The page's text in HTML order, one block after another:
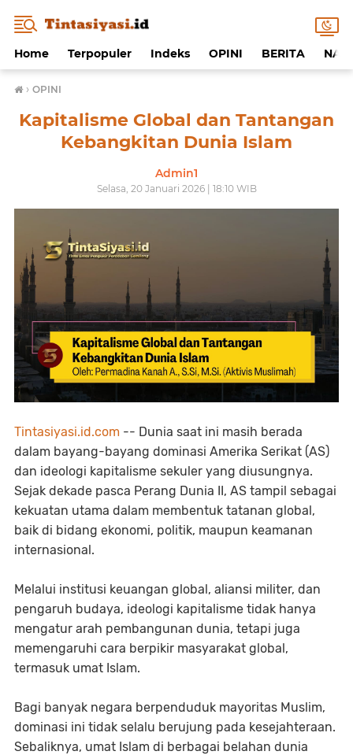
Home Terpopuler Indeks OPINI BERITA
› OPINI
Kapitalisme Global dan Tantangan
Kebangkitan Dunia Islam
Admin1
Selasa, 20 Januari 2026 | 18:10 WIB
Tintasiyasi.id.com -- Dunia saat ini masih berada
dalam bayang-bayang dominasi Amerika Serikat (AS)
dan ideologi kapitalisme sekuler yang diusungnya.
Sejak dekade pasca Perang Dunia II, AS tampil sebagai
kekuatan utama dalam membentuk tatanan global,
baik di bidang ekonomi, politik, maupun keamanan
internasional.
Melalui institusi keuangan global, aliansi militer, dan
pengaruh budaya, ideologi kapitalisme tidak hanya
mengatur arah pembangunan dunia, tetapi juga
memengaruhi cara berpikir masyarakat global,
termasuk umat Islam.
Bagi banyak negara berpenduduk mayoritas Muslim,
dominasi ini tidak selalu berujung pada kesejahteraan.
Sebaliknya, umat Islam di berbagai belahan dunia